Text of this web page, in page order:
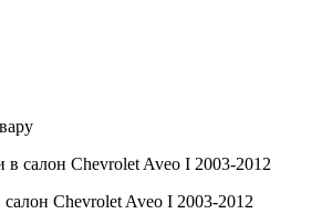
Chevrolet Aveo I 2003-2012